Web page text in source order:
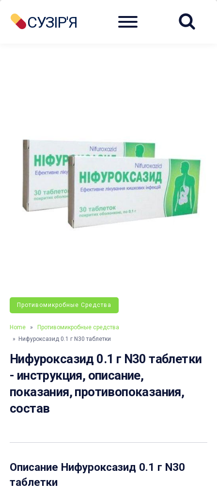
СУЗІР'Я Menu
Противомикробные Средства
Home »
Противомикробные средства
» Нифуроксазид 0.1 г N30 таблетки
Нифуроксазид 0.1 г N30 таблетки
- инструкция, описание,
показания, противопоказания,
состав
Описание Нифуроксазид 0.1 г N30
таблетки